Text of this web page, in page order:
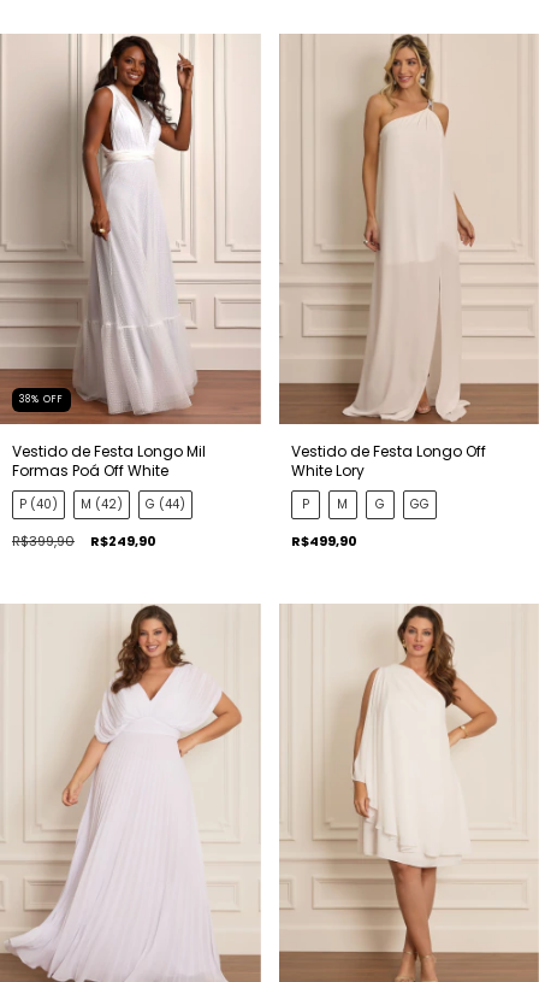
38% OFF
Vestido de Festa Longo Mil
Formas Poá Off White
P (40) M (42) G (44)
R$399,90 R$249,90
Vestido de Festa Longo Off
White Lory
P M G GG
R$499,90